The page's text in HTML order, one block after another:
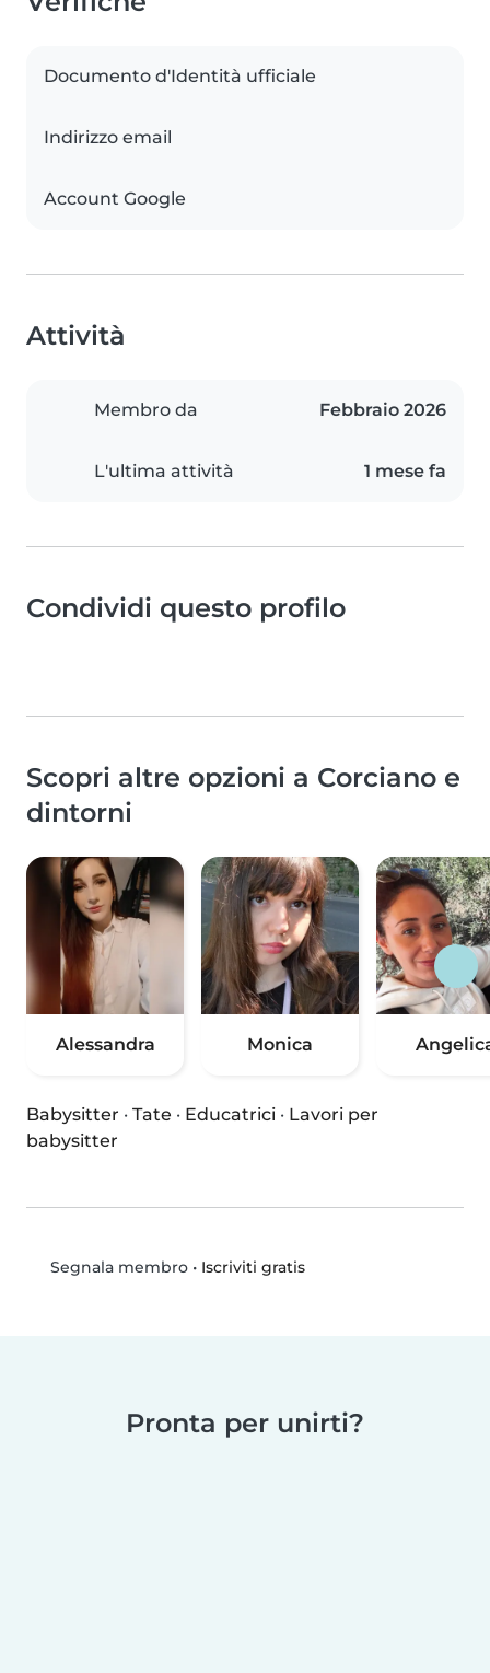
Documento d'Identità ufficiale
Indirizzo email
Account Google
Attività
Membro da Febbraio 2026
L'ultima attività 1 mese fa
Condividi questo profilo
Scopri altre opzioni a Corciano e
dintorni
Alessandra Monica
Babysitter · Tate · Educatrici · Lavori per
babysitter
Segnala membro• Iscriviti gratis
Pronta per unirti?